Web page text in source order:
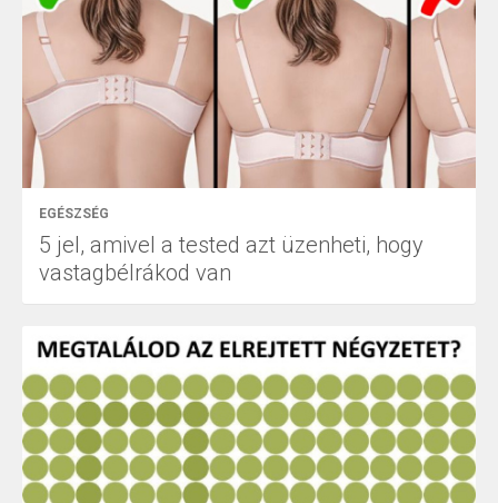
EGÉSZSÉG
5 jel, amivel a tested azt üzenheti, hogy
vastagbélrákod van